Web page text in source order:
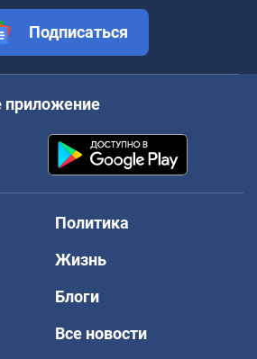
Подписаться
приложение
Политика
Жизнь
Блоги
Все новости